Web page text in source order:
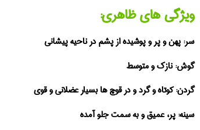
ویژگی های ظاهری:
سر: پهن و پر و پوشیده از پشم در ناحیه پیشانی
گوش: نازک و متوسط
گردن: کوتاه و گرد و در قوچ ها بسیار عضلانی و قوی
سینه: پر، عمیق و به سمت جلو آمده